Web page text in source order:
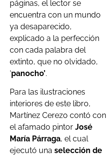
páginas, el lector se
encuentra con un mundo
ya desaparecido,
explicado a la perfección
con cada palabra del
extinto, que no olvidado,
‘panocho’.
Para las ilustraciones
interiores de este libro,
Martínez Cerezo contó con
el afamado pintor José
María Párraga, el cual
ejecutó una selección de